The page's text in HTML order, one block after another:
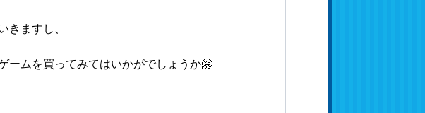
きますし、
ームを買ってみてはいかがでしょうか🤗